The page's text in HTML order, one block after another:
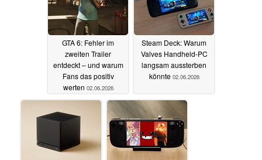
GTA 6: Fehler im
zweiten Trailer
entdeckt – und warum
Fans das positiv
werten 02.06.2026
Steam Deck: Warum
Valves Handheld-PC
langsam aussterben
könnte 02.06.2026